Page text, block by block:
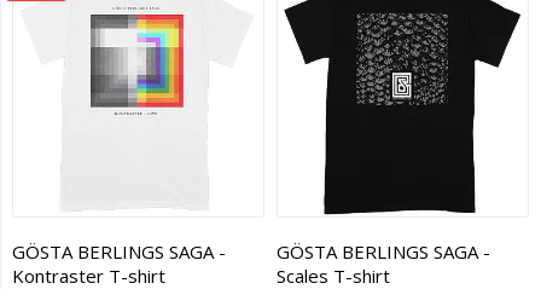
GÖSTA BERLINGS SAGA -
Kontraster T-shirt
GÖSTA BERLINGS SAGA -
Scales T-shirt